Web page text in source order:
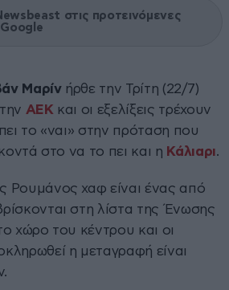
στις προτεινόμενες
Μαρίνήρθε την Τρίτη (22/7)
ΑΕΚ και οι εξελίξεις τρέχουν
το «ναι» στην πρόταση που
στο να το πει και η Κάλιαρι.
Ρουμάνος χαφ είναι ένας από
στη λίστα της Ένωσης
χώρο του κέντρου και οι
η μεταγραφή είναι